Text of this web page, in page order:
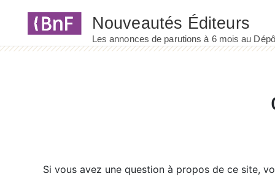
Si vous avez une question à propos de ce site,